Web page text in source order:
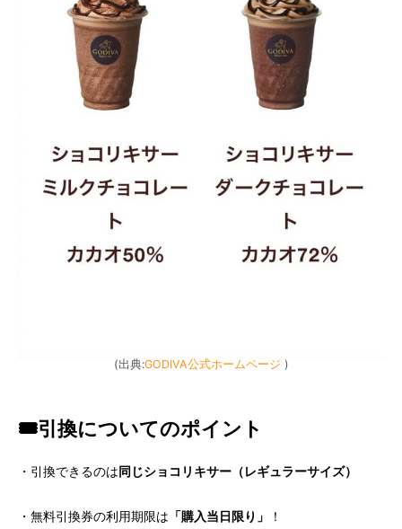
(出典:GODIVA公式ホームページ )
🎟️引換についてのポイント
・引換できるのは同じショコリキサー（レギュラーサイズ）
・無料引換券の利用期限は 「購入当日限り」 ！